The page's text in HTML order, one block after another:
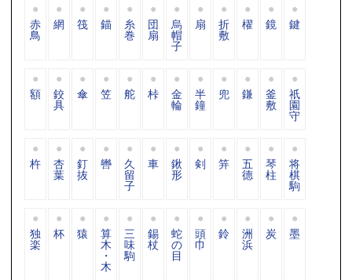
赤
鳥
網 筏 錨 糸
巻
団
扇
烏
帽
子
扇 折
敷
櫂 鏡 鍵
額 鉸
具
傘 笠 舵 桛 金
輪
半
鐘
兜 鎌 釜
敷
祇
園
守
杵 杏
葉
釘
抜
轡 久
留
子
車 鍬
形
剣 笄 五
德
琴
柱
将
棋
駒
独
楽
杯 猿 算
木
・
木
三
味
駒
錫
杖
蛇
の
目
頭
巾
鈴 洲
浜
炭 墨